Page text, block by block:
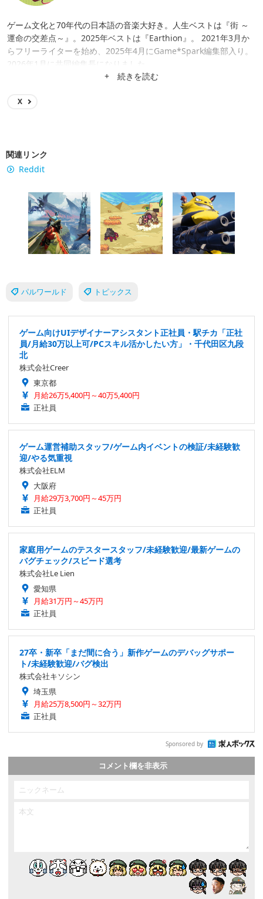
ゲーム文化と70年代の日本語の音楽大好き。人生ベストは『街 ～
運命の交差点～』。2025年ベストは『Earthion』。 2021年3月か
らフリーライターを始め、2025年4月にGame*Spark編集部入り。
2026年1月に共同編集長になりました。
+ 続きを読む
X
関連リンク
Reddit
パルワールド トピックス
ゲーム向けUIデザイナーアシスタント正社員・駅チカ「正社
員/月給30万以上可/PCスキル活かしたい方」・千代田区九段
北
株式会社Creer
東京都
月給26万5,400円～40万5,400円
正社員
ゲーム運営補助スタッフ/ゲーム内イベントの検証/未経験歓
迎/やる気重視
株式会社ELM
大阪府
月給29万3,700円～45万円
正社員
家庭用ゲームのテスタースタッフ/未経験歓迎/最新ゲームの
バグチェック/スピード選考
株式会社Le Lien
愛知県
月給31万円～45万円
正社員
27卒・新卒「まだ間に合う」新作ゲームのデバッグサポー
ト/未経験歓迎/バグ検出
株式会社キソシン
埼玉県
月給25万8,500円～32万円
正社員
Sponsored by
コメント欄を非表示